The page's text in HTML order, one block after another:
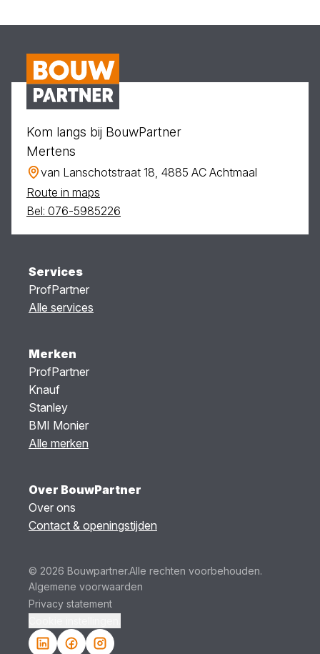
Kom langs bij BouwPartner
Mertens
van Lanschotstraat 18, 4885 AC Achtmaal
Route in maps
Bel: 076-5985226
Services
ProfPartner
Alle services
Merken
ProfPartner
Knauf
Stanley
BMI Monier
Alle merken
Over BouwPartner
Over ons
Contact & openingstijden
© 2026 Bouwpartner.Alle rechten voorbehouden.
Algemene voorwaarden
Privacy statement